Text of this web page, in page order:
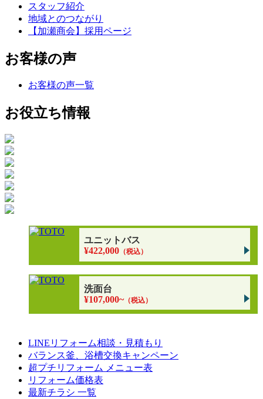
スタッフ紹介
地域とのつながり
【加瀬商会】採用ページ
お客様の声
お客様の声一覧
お役立ち情報
ユニットバス
¥422,000 （税込）
洗面台
¥107,000~（税込）
LINEリフォーム相談・見積もり
バランス釜、浴槽交換キャンペーン
超プチリフォーム メニュー表
リフォーム価格表
最新チラシ 一覧